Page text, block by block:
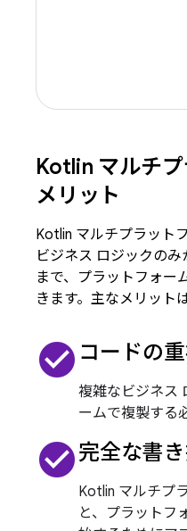
Kotlin マルチ
メリット
Kotlin マルチプラット
ビジネス ロジックの
まで、プラットフォー
きます。主なメリット
check_circle コードの
複雑なビジネス
ームで複製する
check_circle完全な書
Kotlin マルチプ
と、プラットフ